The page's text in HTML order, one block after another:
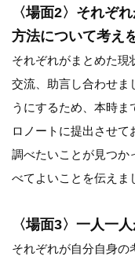
〈場面2〉それぞ
方法について考え
それぞれがまとめた現
交流、助言し合わせま
うにするため、本時ま
ロノートに提出させて
調べたいことが見つか
べてよいことを伝えま
〈場面3〉一人一
それぞれが自分自身の